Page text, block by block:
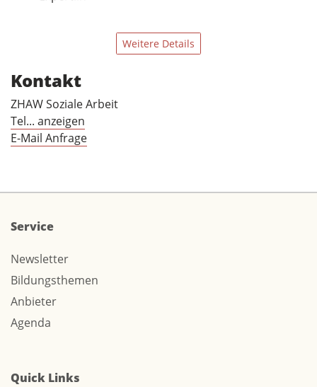
Weitere Details
Kontakt
ZHAW Soziale Arbeit
Tel... anzeigen
E-Mail Anfrage
Service
Newsletter
Bildungsthemen
Anbieter
Agenda
Quick Links